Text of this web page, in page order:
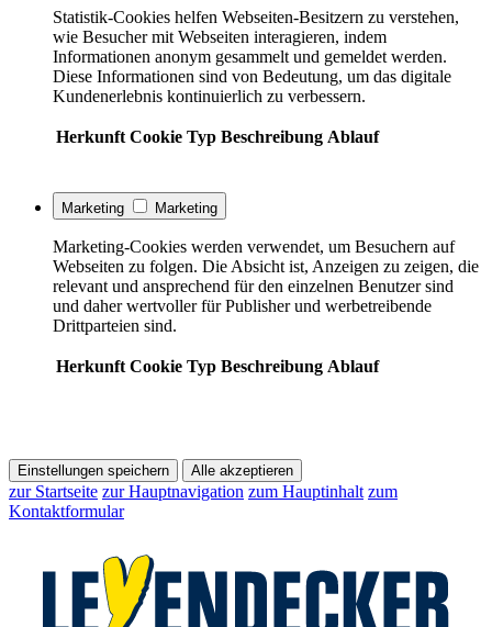
Statistik-Cookies helfen Webseiten-Besitzern zu verstehen,
wie Besucher mit Webseiten interagieren, indem
Informationen anonym gesammelt und gemeldet werden.
Diese Informationen sind von Bedeutung, um das digitale
Kundenerlebnis kontinuierlich zu verbessern.
Herkunft Cookie Typ Beschreibung Ablauf
Marketing Marketing
Marketing-Cookies werden verwendet, um Besuchern auf
Webseiten zu folgen. Die Absicht ist, Anzeigen zu zeigen, die
relevant und ansprechend für den einzelnen Benutzer sind
und daher wertvoller für Publisher und werbetreibende
Drittparteien sind.
Herkunft Cookie Typ Beschreibung Ablauf
Einstellungen speichern Alle akzeptieren
zur Startseite zur Hauptnavigation zum Hauptinhalt zum
Kontaktformular